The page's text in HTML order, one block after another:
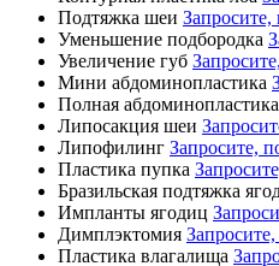
Подтяжка шеи Запросите,
Уменьшение подбородка
Увеличение губ
Мини абдоминопластика
Полная абдоминопластика
Липосакция шеи
Липофилинг Запросите,
Пластика пупка
Бразильская подтяжка
Импланты ягодиц
Димплэктомия
Пластика влагалища